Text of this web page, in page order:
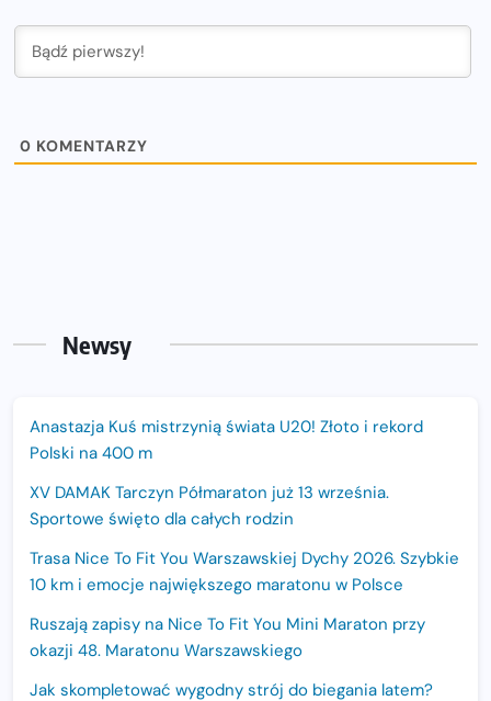
0 KOMENTARZY
Newsy
Anastazja Kuś mistrzynią świata U20! Złoto i rekord
Polski na 400 m
XV DAMAK Tarczyn Półmaraton już 13 września.
Sportowe święto dla całych rodzin
Trasa Nice To Fit You Warszawskiej Dychy 2026. Szybkie
10 km i emocje największego maratonu w Polsce
Ruszają zapisy na Nice To Fit You Mini Maraton przy
okazji 48. Maratonu Warszawskiego
Jak skompletować wygodny strój do biegania latem?